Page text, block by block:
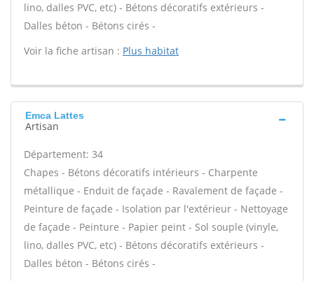
lino, dalles PVC, etc) - Bétons décoratifs extérieurs -
Dalles béton - Bétons cirés -
Voir la fiche artisan : Plus habitat
Emca Lattes
Artisan
Département: 34
Chapes - Bétons décoratifs intérieurs - Charpente
métallique - Enduit de façade - Ravalement de façade -
Peinture de façade - Isolation par l'extérieur - Nettoyage
de façade - Peinture - Papier peint - Sol souple (vinyle,
lino, dalles PVC, etc) - Bétons décoratifs extérieurs -
Dalles béton - Bétons cirés -